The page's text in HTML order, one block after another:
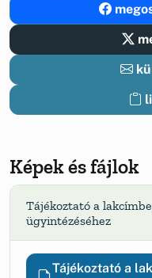
Képek és fájlok
Tájékoztató a
ügyintézéséhez
Tájékoztató a